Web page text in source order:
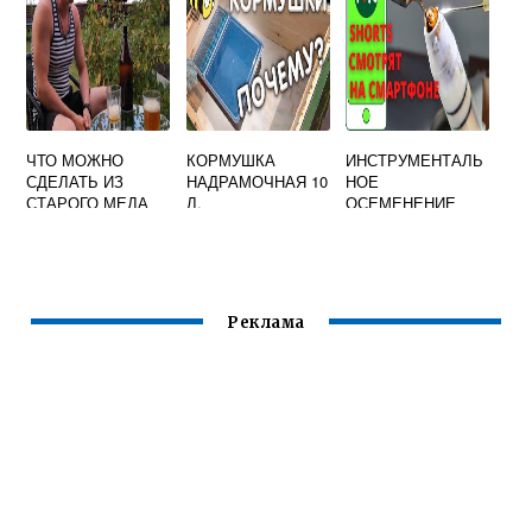
ЧТО МОЖНО
СДЕЛАТЬ ИЗ
СТАРОГО МЕДА
КОРМУШКА
НАДРАМОЧНАЯ 10
Л.
ИНСТРУМЕНТАЛЬ
НОЕ
ОСЕМЕНЕНИЕ
Реклама